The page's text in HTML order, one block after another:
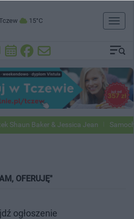
15°C
Toggle
Shaun Baker & Jessica Jean
OFERUJĘ"
ogłoszenie